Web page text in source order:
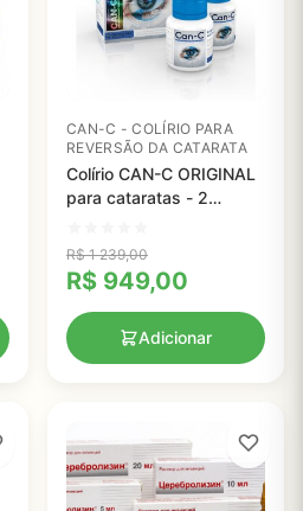
CAN-C - COLÍRIO PARA
REVERSÃO DA CATARATA
Colírio CAN-C ORIGINAL
para cataratas - 2
R$1 239,00
R$ 949,00
Adicionar